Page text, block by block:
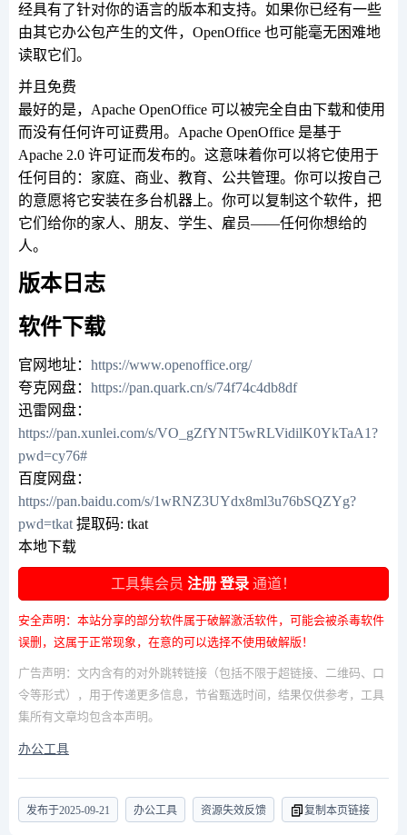
经具有了针对你的语言的版本和支持。如果你已经有一些
由其它办公包产生的文件，OpenOffice 也可能毫无困难地
读取它们。
并且免费
最好的是，Apache OpenOffice 可以被完全自由下载和使用
而没有任何许可证费用。Apache OpenOffice 是基于
Apache 2.0 许可证而发布的。这意味着你可以将它使用于
任何目的：家庭、商业、教育、公共管理。你可以按自己
的意愿将它安装在多台机器上。你可以复制这个软件，把
它们给你的家人、朋友、学生、雇员——任何你想给的
人。
版本日志
软件下载
官网地址： https://www.openoffice.org/
夸克网盘： https://pan.quark.cn/s/74f74c4db8df
迅雷网盘：
https://pan.xunlei.com/s/VO_gZfYNT5wRLVidilK0YkTaA1?
pwd=cy76#
百度网盘：
https://pan.baidu.com/s/1wRNZ3UYdx8ml3u76bSQZYg?
pwd=tkat 提取码: tkat
本地下载
工具集会员 注册 登录 通道！
安全声明：本站分享的部分软件属于破解激活软件，可能会被杀毒软件
误删，这属于正常现象，在意的可以选择不使用破解版！
广告声明：文内含有的对外跳转链接（包括不限于超链接、二维码、口
令等形式），用于传递更多信息，节省甄选时间，结果仅供参考，工具
集所有文章均包含本声明。
办公工具
发布于2025-09-21 办公工具 资源失效反馈 复制本页链接